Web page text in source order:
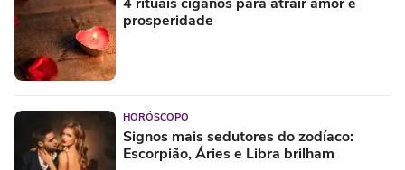
prosperidade
HORÓSCOPO
Signos mais sedutores do zodíaco:
Escorpião, Áries e Libra brilham